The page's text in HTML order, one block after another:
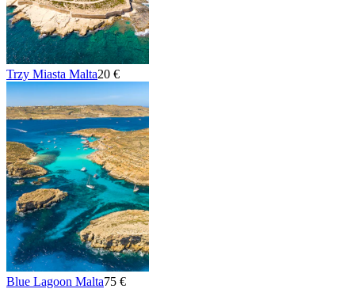
Trzy Miasta Malta20 €
Blue Lagoon Malta75 €